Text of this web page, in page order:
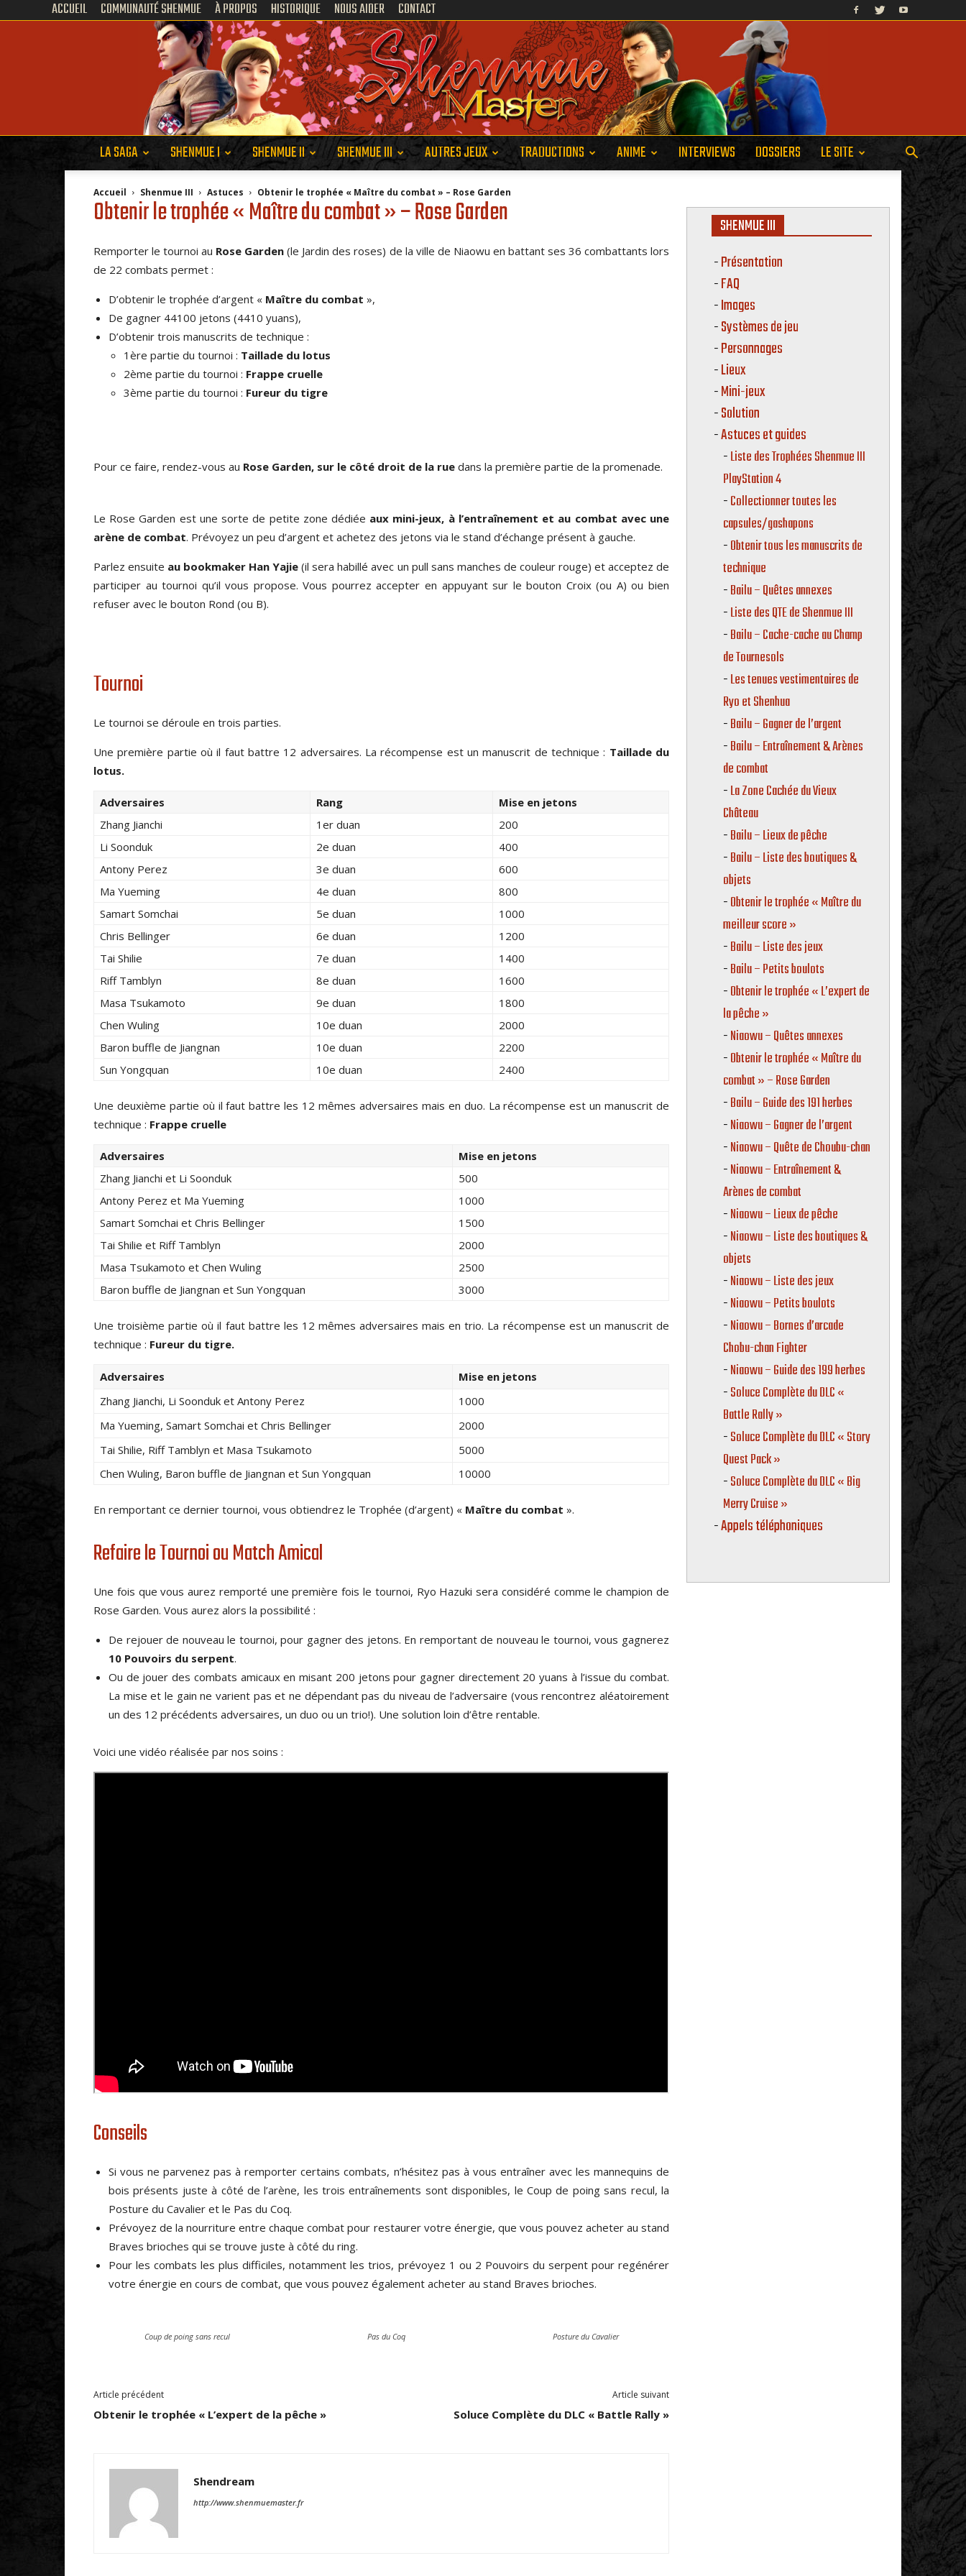
ACCUEIL COMMUNAUTÉ SHENMUE À PROPOS HISTORIQUE NOUS AIDER CONTACT
LA SAGA SHENMUE I SHENMUE II SHENMUE III AUTRES JEUX TRADUCTIONS ANIME INTERVIEWS DOSSIERS LE SITE
Accueil Shenmue III Astuces Obtenir le trophée « Maître du combat » – Rose Garden
Obtenir le trophée « Maître du combat » – Rose Garden
Remporter le tournoi au Rose Garden (le Jardin des roses) de la ville de Niaowu en battant ses 36 combattants lors
de 22 combats permet :
D’obtenir le trophée d’argent « Maître du combat »,
De gagner 44100 jetons (4410 yuans),
D’obtenir trois manuscrits de technique :
1ère partie du tournoi : Taillade du lotus
2ème partie du tournoi : Frappe cruelle
3ème partie du tournoi : Fureur du tigre
Pour ce faire, rendez-vous au Rose Garden, sur le côté droit de la rue dans la première partie de la promenade.
Le Rose Garden est une sorte de petite zone dédiée aux mini-jeux, à l’entraînement et au combat avec une
arène de combat. Prévoyez un peu d’argent et achetez des jetons via le stand d’échange présent à gauche.
Parlez ensuite au bookmaker Han Yajie(il sera habillé avec un pull sans manches de couleur rouge) et acceptez de
participer au tournoi qu’il vous propose. Vous pourrez accepter en appuyant sur le bouton Croix (ou A) ou bien
refuser avec le bouton Rond (ou B).
Tournoi
Le tournoi se déroule en trois parties.
Une première partie où il faut battre 12 adversaires. La récompense est un manuscrit de technique : Taillade du
lotus.
Adversaires Rang
Mise en jetons
Zhang Jianchi
1er duan
200
Li Soonduk
2e duan
400
Antony Perez
3e duan
600
Ma Yueming
4e duan
800
Samart Somchai
5e duan
1000
Chris Bellinger
6e duan
1200
Tai Shilie
7e duan
1400
Riff Tamblyn
8e duan
1600
Masa Tsukamoto
9e duan
1800
Chen Wuling
10e duan
2000
Baron buffle de Jiangnan
10e duan
2200
Sun Yongquan
10e duan 2400
Une deuxième partie où il faut battre les 12 mêmes adversaires mais en duo. La récompense est un manuscrit de
technique : Frappe cruelle
Adversaires
Mise en jetons
Zhang Jianchi et Li Soonduk
500
Antony Perez et Ma Yueming
1000
Samart Somchai et Chris Bellinger
1500
Tai Shilie et Riff Tamblyn
2000
Masa Tsukamoto et Chen Wuling
2500
Baron buffle de Jiangnan et Sun Yongquan
3000
Une troisième partie où il faut battre les 12 mêmes adversaires mais en trio. La récompense est un manuscrit de
technique : Fureur du tigre.
Adversaires
Mise en jetons
Zhang Jianchi, Li Soonduk et Antony Perez
1000
Ma Yueming, Samart Somchai et Chris Bellinger
2000
Tai Shilie, Riff Tamblyn et Masa Tsukamoto
5000
Chen Wuling, Baron buffle de Jiangnan et Sun Yongquan
10000
En remportant ce dernier tournoi, vous obtiendrez le Trophée (d’argent) « Maître du combat ».
Refaire le Tournoi ou Match Amical
Une fois que vous aurez remporté une première fois le tournoi, Ryo Hazuki sera considéré comme le champion de
Rose Garden. Vous aurez alors la possibilité :
De rejouer de nouveau le tournoi, pour gagner des jetons. En remportant de nouveau le tournoi, vous gagnerez
10 Pouvoirs du serpent.
Ou de jouer des combats amicaux en misant 200 jetons pour gagner directement 20 yuans à l’issue du combat.
La mise et le gain ne varient pas et ne dépendant pas du niveau de l’adversaire (vous rencontrez aléatoirement
un des 12 précédents adversaires, un duo ou un trio!). Une solution loin d’être rentable.
Voici une vidéo réalisée par nos soins :
Conseils
Si vous ne parvenez pas à remporter certains combats, n’hésitez pas à vous entraîner avec les mannequins de
bois présents juste à côté de l’arène, les trois entraînements sont disponibles, le Coup de poing sans recul, la
Posture du Cavalier et le Pas du Coq.
Prévoyez de la nourriture entre chaque combat pour restaurer votre énergie, que vous pouvez acheter au stand
Braves brioches qui se trouve juste à côté du ring.
Pour les combats les plus difficiles, notamment les trios, prévoyez 1 ou 2 Pouvoirs du serpent pour regénérer
votre énergie en cours de combat, que vous pouvez également acheter au stand Braves brioches.
Coup de poing sans recul Pas du Coq Posture du Cavalier
Article précédent
Obtenir le trophée « L’expert de la pêche »
Article suivant
Soluce Complète du DLC « Battle Rally »
Shendream
http://www.shenmuemaster.fr
SHENMUE III
Présentation
FAQ
Images
Systèmes de jeu
Personnages
Lieux
Mini-jeux
Solution
Astuces et guides
Liste des Trophées Shenmue III
PlayStation 4
Collectionner toutes les
capsules/gashapons
Obtenir tous les manuscrits de
technique
Bailu – Quêtes annexes
Liste des QTE de Shenmue III
Bailu – Cache-cache au Champ
de Tournesols
Les tenues vestimentaires de
Ryo et Shenhua
Bailu – Gagner de l’argent
Bailu – Entraînement & Arènes
de combat
La Zone Cachée du Vieux
Château
Bailu – Lieux de pêche
Bailu – Liste des boutiques &
objets
Obtenir le trophée « Maître du
meilleur score »
Bailu – Liste des jeux
Bailu – Petits boulots
Obtenir le trophée « L’expert de
la pêche »
Niaowu – Quêtes annexes
Obtenir le trophée « Maître du
combat » – Rose Garden
Bailu – Guide des 191 herbes
Niaowu – Gagner de l’argent
Niaowu – Quête de Choubu-chan
Niaowu – Entraînement &
Arènes de combat
Niaowu – Lieux de pêche
Niaowu – Liste des boutiques &
objets
Niaowu – Liste des jeux
Niaowu – Petits boulots
Niaowu – Bornes d’arcade
Chobu-chan Fighter
Niaowu – Guide des 199 herbes
Soluce Complète du DLC «
Battle Rally »
Soluce Complète du DLC « Story
Quest Pack »
Soluce Complète du DLC « Big
Merry Cruise »
Appels téléphoniques